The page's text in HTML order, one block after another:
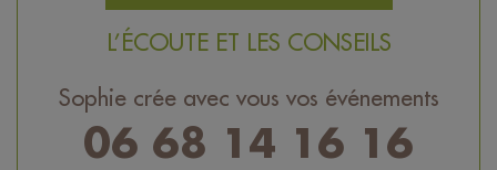
L’ÉCOUTE ET LES CONSEILS
Sophie crée avec vous vos événements
06 68 14 16 16